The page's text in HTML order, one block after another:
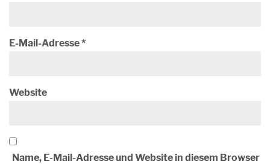
E-Mail-Adresse*
Website
Name, E-Mail-Adresse und Website in diesem Browser